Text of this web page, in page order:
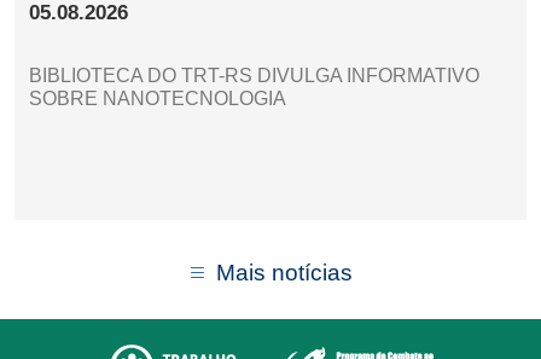
05.08.2026
BIBLIOTECA DO TRT-RS DIVULGA INFORMATIVO
SOBRE NANOTECNOLOGIA
Mais notícias